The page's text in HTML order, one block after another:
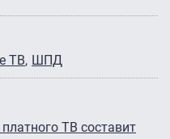
ТВ ШПД
ТВ составит